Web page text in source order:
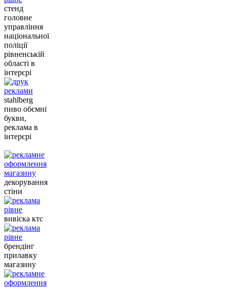
стенд
головне
управління
національної
поліції
рівненській
області в
інтерєрі
stahlberg
пиво обємні
букви,
реклама в
інтерєрі
декорування
стіни
вивіска ктс
брендінг
прилавку
магазину